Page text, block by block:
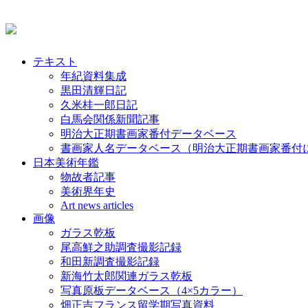
テキスト
年紀資料集成
黒田清輝日記
久米桂一郎日記
白馬会関係新聞記事
明治大正期書画家番付データベース
書画家人名データベース（明治大正期書画家番付
日本美術年鑑
物故者記事
美術界年史
Art news articles
画像
ガラス乾板
尾高鮮之助調査撮影記録
和田新調査撮影記録
新海竹太郎関連ガラス乾板
写真原板データベース（4×5カラー）
畑正吉フランス留学期写真資料